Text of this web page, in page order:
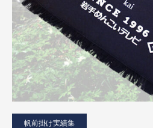
帆前掛け実績集